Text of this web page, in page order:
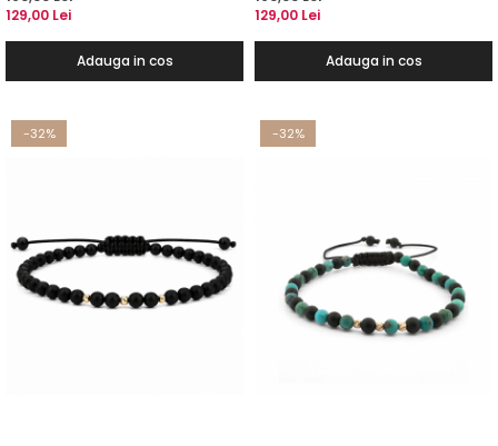
129,00 Lei
Adauga in cos
129,00 Lei
Adauga in cos
-32% -32%